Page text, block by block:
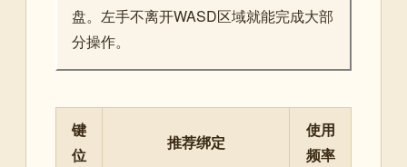
盘。左手不离开WASD区域就能完成大部
分操作。
键
位
推荐绑定
使用
频率